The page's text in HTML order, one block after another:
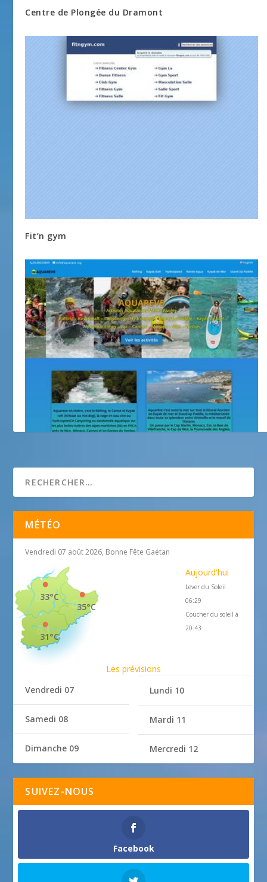
Centre de Plongée du Dramont
Fit’n gym
MÉTÉO
Vendredi 07 août 2026, Bonne Fête Gaétan
35°C
33°C
31°C
Aujourd'hui
Lever du Soleil
06:29
Coucher du soleil à
20:43
Les prévisions
Vendredi 07
Samedi 08
Dimanche 09
Lundi 10
Mardi 11
Mercredi 12
SUIVEZ-NOUS
Facebook